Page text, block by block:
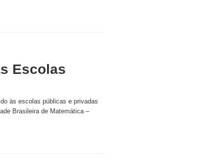
Escolas
às escolas públicas e privadas
Brasileira de Matemática –